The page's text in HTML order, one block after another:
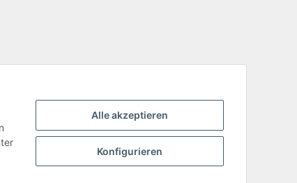
Alle akzeptieren
Konfigurieren